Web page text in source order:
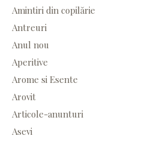
Amintiri din copilărie
Antreuri
Anul nou
Aperitive
Arome si Esente
Arovit
Articole-anunturi
Asevi